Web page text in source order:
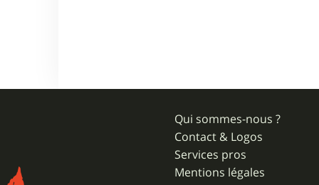
Qui sommes-nous ?
Contact & Logos
Services pros
Mentions légales